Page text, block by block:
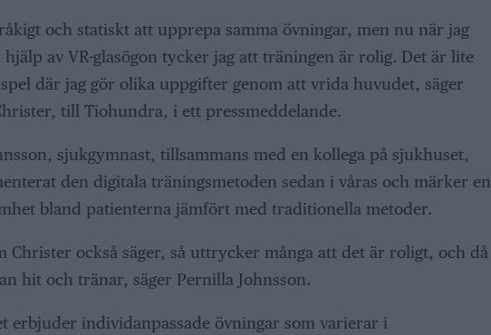
och statiskt att upprepa samma övningar, men nu när jag
av VR-glasögon tycker jag att träningen är rolig. Det är lite
där jag gör olika uppgifter genom att vrida huvudet, säger
till Tiohundra, i ett pressmeddelande.
sjukgymnast, tillsammans med en kollega på sjukhuset,
den digitala träningsmetoden sedan i våras och märker en
bland patienterna jämfört med traditionella metoder.
Christer också säger, så uttrycker många att det är roligt, och då
hit och tränar, säger Pernilla Johnsson.
erbjuder individanpassade övningar som varierar i